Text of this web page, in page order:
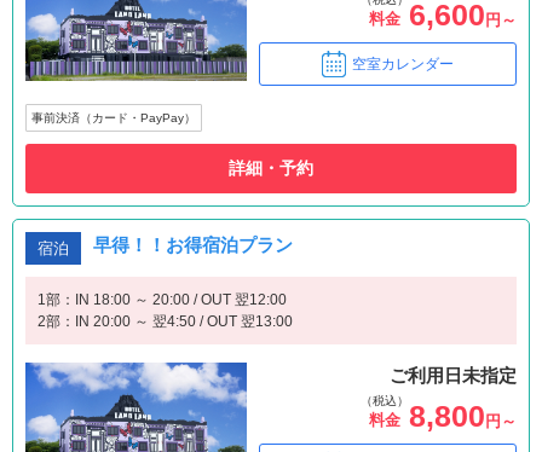
料金 6,600 円～
空室カレンダー
事前決済（カード・PayPay）
詳細・予約
宿泊 早得！！お得宿泊プラン
1部：IN 18:00 ～ 20:00 / OUT 翌12:00
2部：IN 20:00 ～ 翌4:50 / OUT 翌13:00
ご利用日未指定
（税込）
料金 8,800 円～